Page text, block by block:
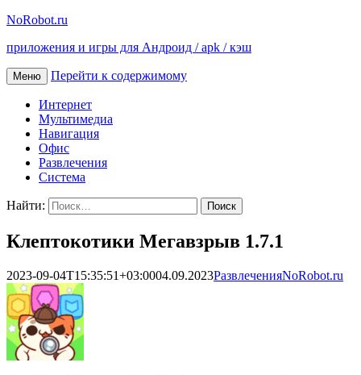
NoRobot.ru
приложения и игры для Андроид / apk / кэш
Меню Перейти к содержимому
Интернет
Мультимедиа
Навигация
Офис
Развлечения
Система
Найти:
Клептокотики Мегавзрыв 1.7.1
2023-09-04T15:35:51+03:0004.09.2023РазвлеченияNoRobot.ru